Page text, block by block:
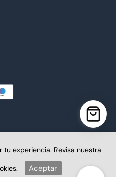
| Administrado por Grupo
diseñada por
tu experiencia. Revisa nuestra
Aceptar